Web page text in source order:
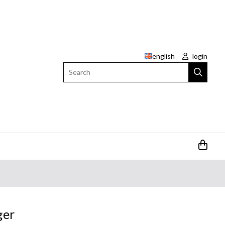
english
login